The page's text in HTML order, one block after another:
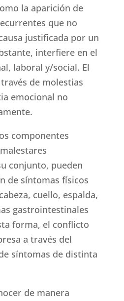
la aparición de
que no
justificada por un
interfiere en el
laboral y/social. El
de molestias
emocional no
componentes
conjunto, pueden
de síntomas físicos
cuello, espalda,
gastrointestinales
forma, el conflicto
a través del
síntomas de distinta
de manera